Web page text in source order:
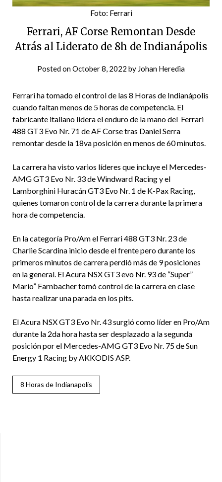
Foto: Ferrari
Ferrari, AF Corse Remontan Desde
Atrás al Liderato de 8h de Indianápolis
Posted onOctober 8, 2022 by Johan Heredia
Ferrari ha tomado el control de las 8 Horas de Indianápolis
cuando faltan menos de 5 horas de competencia. El
fabricante italiano lidera el enduro de la mano del Ferrari
488 GT3 Evo Nr. 71 de AF Corse tras Daniel Serra
remontar desde la 18va posición en menos de 60 minutos.
La carrera ha visto varios líderes que incluye el Mercedes-
AMG GT3 Evo Nr. 33 de Windward Racing y el
Lamborghini Huracán GT3 Evo Nr. 1 de K-Pax Racing,
quienes tomaron control de la carrera durante la primera
hora de competencia.
En la categoría Pro/Am el Ferrari 488 GT3 Nr. 23 de
Charlie Scardina inicio desde el frente pero durante los
primeros minutos de carrera perdió más de 9 posiciones
en la general. El Acura NSX GT3 evo Nr. 93 de “Super”
Mario” Farnbacher tomó control de la carrera en clase
hasta realizar una parada en los pits.
El Acura NSX GT3 Evo Nr. 43 surgió como líder en Pro/Am
durante la 2da hora hasta ser desplazado a la segunda
posición por el Mercedes-AMG GT3 Evo Nr. 75 de Sun
Energy 1 Racing by AKKODIS ASP.
8 Horas de Indianapolis